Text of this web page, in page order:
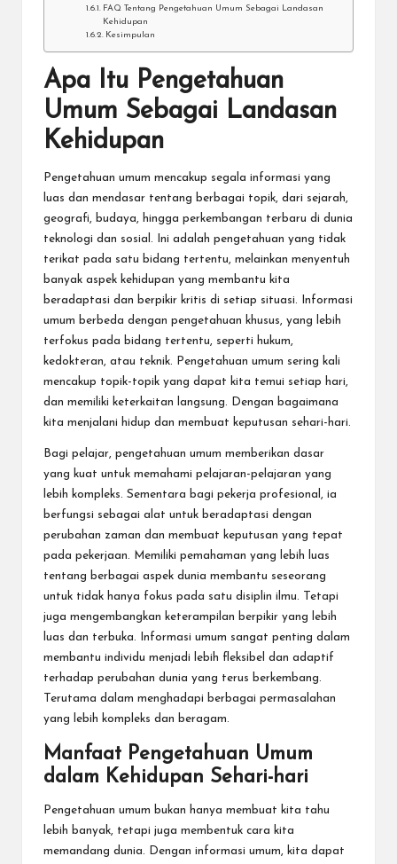
FAQ Tentang Pengetahuan Umum Sebagai Landasan
Kehidupan
Kesimpulan
Apa Itu Pengetahuan
Umum Sebagai Landasan
Kehidupan
Pengetahuan umum mencakup segala informasi yang
luas dan mendasar tentang berbagai topik, dari sejarah,
geografi , budaya, hingga perkembangan terbaru di dunia
teknologi dan sosial. Ini adalah pengetahuan yang tidak
terikat pada satu bidang tertentu, melainkan menyentuh
banyak aspek kehidupan yang membantu kita
beradaptasi dan berpikir kritis di setiap situasi. Informasi
umum berbeda dengan pengetahuan khusus, yang lebih
terfokus pada bidang tertentu, seperti hukum,
kedokteran, atau teknik. Pengetahuan umum sering kali
mencakup topik-topik yang dapat kita temui setiap hari,
dan memiliki keterkaitan langsung. Dengan bagaimana
kita menjalani hidup dan membuat keputusan sehari-hari.
Bagi pelajar, pengetahuan umum memberikan dasar
yang kuat untuk memahami pelajaran-pelajaran yang
lebih kompleks. Sementara bagi pekerja profesional, ia
berfungsi sebagai alat untuk beradaptasi dengan
perubahan zaman dan membuat keputusan yang tepat
pada pekerjaan. Memiliki pemahaman yang lebih luas
tentang berbagai aspek dunia membantu seseorang
untuk tidak hanya fokus pada satu disiplin ilmu. Tetapi
juga mengembangkan keterampilan berpikir yang lebih
luas dan terbuka. Informasi umum sangat penting dalam
membantu individu menjadi lebih fleksibel dan adaptif
terhadap perubahan dunia yang terus berkembang.
Terutama dalam menghadapi berbagai permasalahan
yang lebih kompleks dan beragam.
Manfaat Pengetahuan Umum
dalam Kehidupan Sehari-hari
Pengetahuan umum bukan hanya membuat kita tahu
lebih banyak, tetapi juga membentuk cara kita
memandang dunia. Dengan informasi umum, kita dapat